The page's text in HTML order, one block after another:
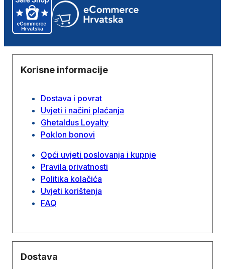
Korisne informacije
Dostava i povrat
Uvjeti i načini plaćanja
Ghetaldus Loyalty
Poklon bonovi
Opći uvjeti poslovanja i kupnje
Pravila privatnosti
Politika kolačića
Uvjeti korištenja
FAQ
Dostava